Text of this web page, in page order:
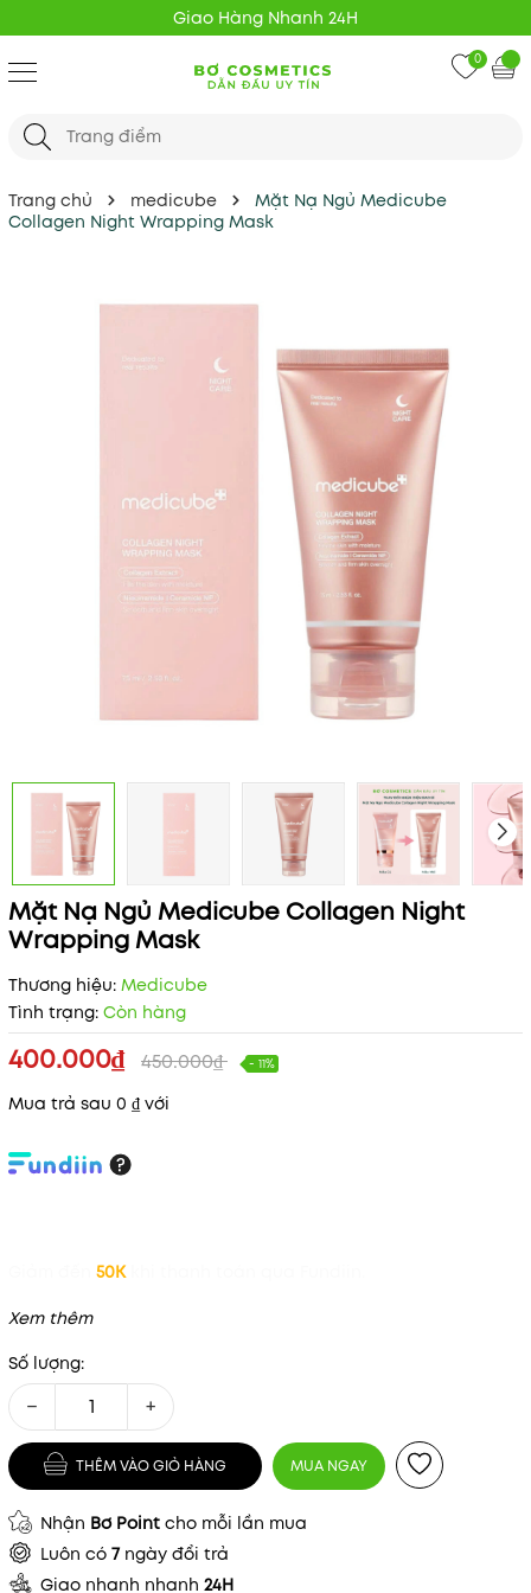
Giao Hàng Nhanh 24H
0
Trang chủ medicube
Mặt Nạ Ngủ Medicube
Collagen Night Wrapping Mask
Mặt Nạ Ngủ Medicube Collagen Night
Wrapping Mask
Thương hiệu: Medicube
Tình trạng: Còn hàng
400.000₫ 450.000₫ - 11%
Mua trả sau 0 ₫ với
50K
Xem thêm
Số lượng:
− +
THÊM VÀO GIỎ HÀNG MUA NGAY
Nhận Bơ Point cho mỗi lần mua
Luôn có 7 ngày đổi trả
Giao nhanh nhanh 24H
Mã khuyến mãi: